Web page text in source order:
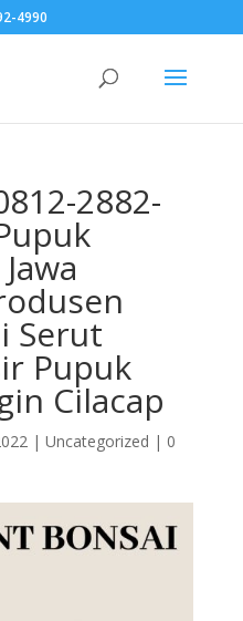
4990
2882-
Serut
Pupuk
Cilacap
| Uncategorized | 0